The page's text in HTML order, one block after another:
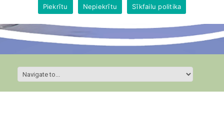
Piekrītu
Nepiekrītu Sīkfailu politika